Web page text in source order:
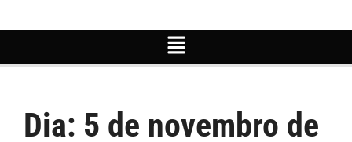
Dia: 5 de novembro de